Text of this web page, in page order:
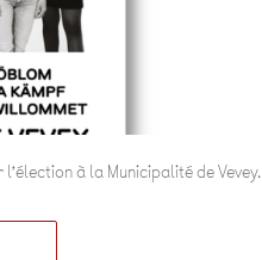
à la Municipalité de Vevey.